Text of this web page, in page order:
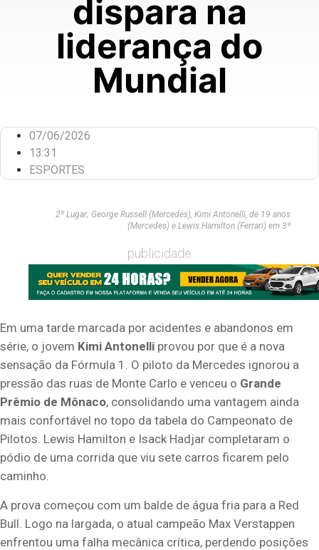
dispara na
liderança do
Mundial
07/06/2026
13:31
ESPORTES
2º Lugar; George Russell (Mercedes), Kimi Antonelli, de 19 anos
(Mercedes) e Lewis Hamilton (Ferrari) em 3º
publicidade
Em uma tarde marcada por acidentes e abandonos em
série, o jovem Kimi Antonelli provou por que é a nova
sensação da Fórmula 1. O piloto da Mercedes ignorou a
pressão das ruas de Monte Carlo e venceu o Grande
Prêmio de Mônaco, consolidando uma vantagem ainda
mais confortável no topo da tabela do Campeonato de
Pilotos. Lewis Hamilton e Isack Hadjar completaram o
pódio de uma corrida que viu sete carros ficarem pelo
caminho.
A prova começou com um balde de água fria para a Red
Bull. Logo na largada, o atual campeão Max Verstappen
enfrentou uma falha mecânica crítica, perdendo posições